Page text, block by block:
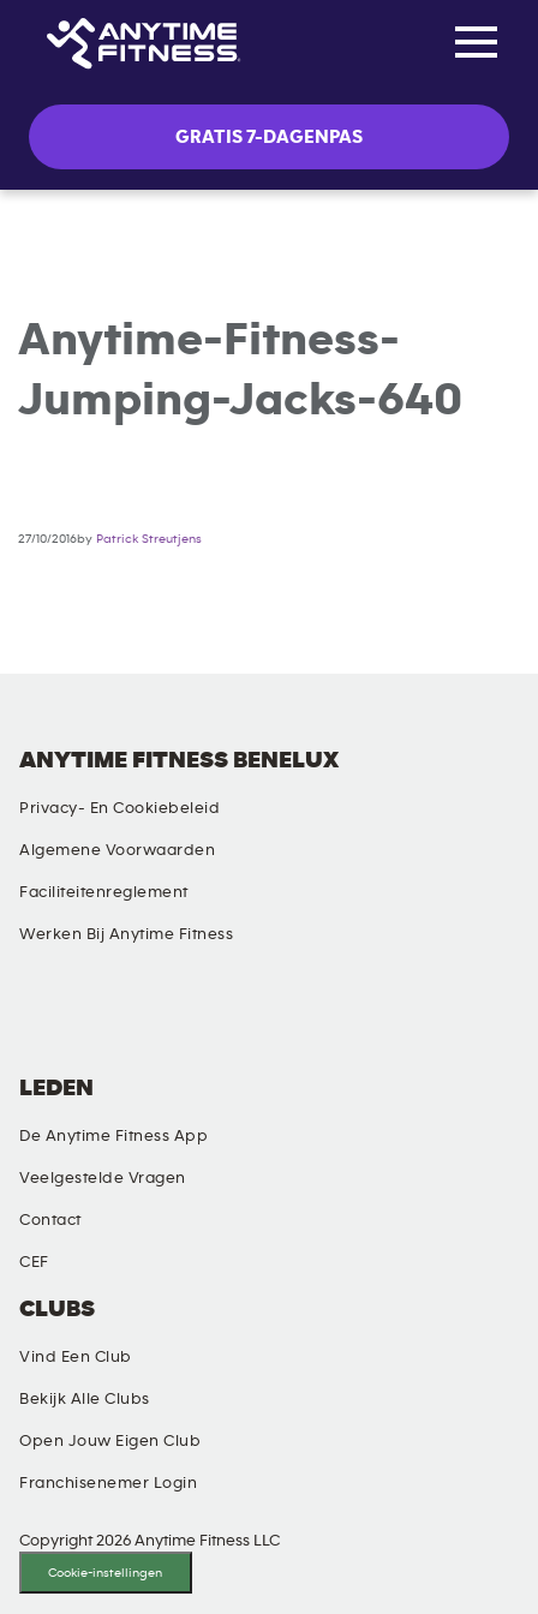
GRATIS 7-DAGENPAS
Anytime-Fitness-
Jumping-Jacks-640
27/10/2016by Patrick Streutjens
ANYTIME FITNESS BENELUX
Privacy- En Cookiebeleid
Algemene Voorwaarden
Faciliteitenreglement
Werken Bij Anytime Fitness
CLUBS
Vind Een Club
Bekijk Alle Clubs
Open Jouw Eigen Club
Franchisenemer Login
LEDEN
De Anytime Fitness App
Veelgestelde Vragen
Contact
CEF
Copyright 2026 Anytime Fitness LLC
Cookie-instellingen